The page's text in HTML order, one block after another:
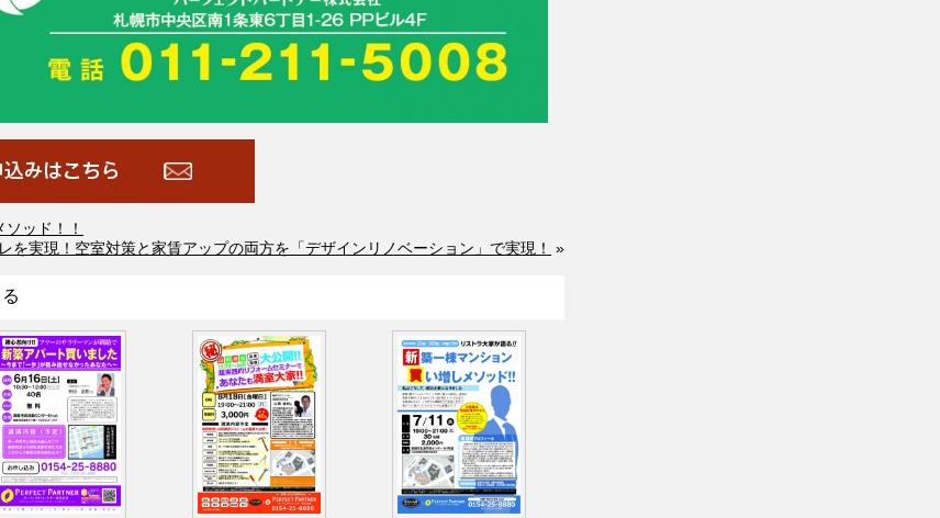
ッド！！
を実現！空室対策と家賃アップの両方を「デザインリノベーション」で実現！
»